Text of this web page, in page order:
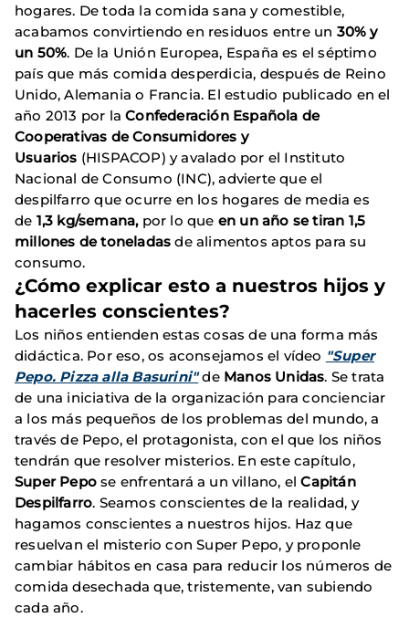
hogares. De toda la comida sana y comestible,
acabamos convirtiendo en residuos entre un 30% y
un 50%. De la Unión Europea, España es el séptimo
país que más comida desperdicia, después de Reino
Unido, Alemania o Francia. El estudio publicado en el
año 2013 por laConfederación Española de
Cooperativas de Consumidores y
Usuarios (HISPACOP) y avalado por el Instituto
Nacional de Consumo (INC), advierte que el
despilfarro que ocurre en los hogares de media es
de 1,3 kg/semana, por lo que en un año se tiran 1,5
millones de toneladas de alimentos aptos para su
consumo.
¿Cómo explicar esto a nuestros hijos y
hacerles conscientes?
Los niños entienden estas cosas de una forma más
didáctica. Por eso, os aconsejamos el vídeo "Super
Pepo. Pizza alla Basurini"de Manos Unidas. Se trata
de una iniciativa de la organización para concienciar
a los más pequeños de los problemas del mundo, a
través de Pepo, el protagonista, con el que los niños
tendrán que resolver misterios. En este capítulo,
Super Pepo se enfrentará a un villano, elCapitán
Despilfarro. Seamos conscientes de la realidad, y
hagamos conscientes a nuestros hijos. Haz que
resuelvan el misterio con Super Pepo, y proponle
cambiar hábitos en casa para reducir los números de
comida desechada que, tristemente, van subiendo
cada año.